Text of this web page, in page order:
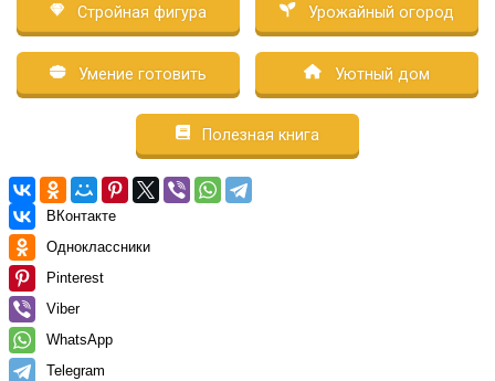
Стройная фигура Урожайный огород
Умение готовить Уютный дом
Полезная книга
ВКонтакте
Одноклассники
Pinterest
Viber
WhatsApp
Telegram